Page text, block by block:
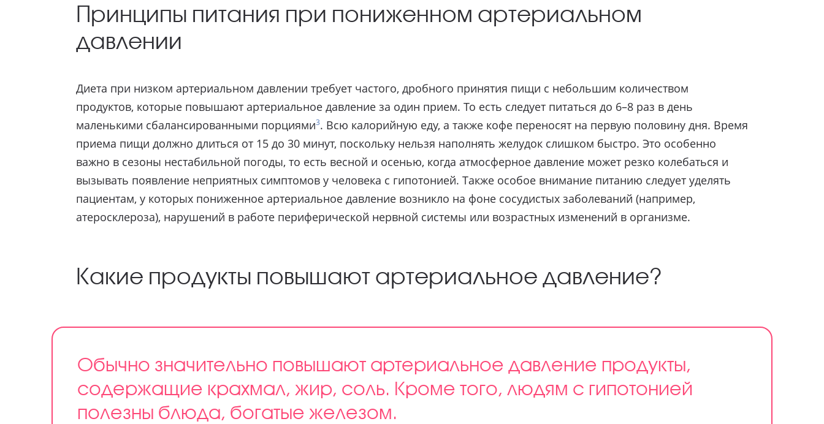
Принципы питания при пониженном артериальном
давлении
Диета при низком артериальном давлении требует частого, дробного принятия пищи с небольшим количеством
продуктов, которые повышают артериальное давление за один прием. То есть следует питаться до 6–8 раз в день
маленькими сбалансированными порциями3. Всю калорийную еду, а также кофе переносят на первую половину дня. Время
приема пищи должно длиться от 15 до 30 минут, поскольку нельзя наполнять желудок слишком быстро. Это особенно
важно в сезоны нестабильной погоды, то есть весной и осенью, когда атмосферное давление может резко колебаться и
вызывать появление неприятных симптомов у человека с гипотонией. Также особое внимание питанию следует уделять
пациентам, у которых пониженное артериальное давление возникло на фоне сосудистых заболеваний (например,
атеросклероза), нарушений в работе периферической нервной системы или возрастных изменений в организме.
Какие продукты повышают артериальное давление?
Обычно значительно повышают артериальное давление продукты,
содержащие крахмал, жир, соль. Кроме того, людям с гипотонией
полезны блюда, богатые железом.